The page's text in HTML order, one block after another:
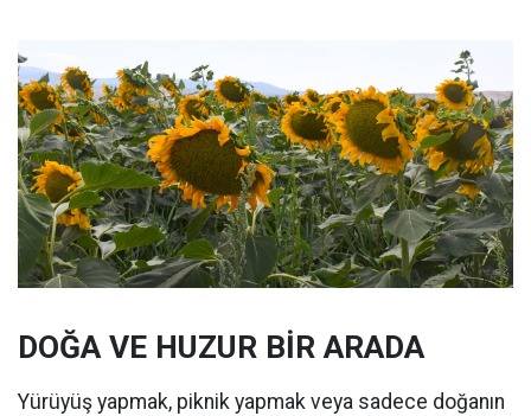
DOĞA VE HUZUR BİR ARADA
Yürüyüş yapmak, piknik yapmak veya sadece doğanın